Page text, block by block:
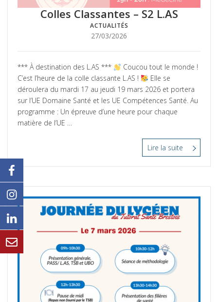
Colles Classantes – S2 L.AS
ACTUALITÉS
Posté
27/03/2026
*** À destination des L.AS ***
Coucou tout le monde !
C’est l’heure de la colle classante L.AS !
Elle se
déroulera du mardi 17 au jeudi 19 mars 2026 et portera
sur l’UE Domaine Santé et les UE Compétences Santé. Au
programme : Un épreuve d’une heure pour chaque
matière de l’UE …
Lire la suite “Colles
Classantes